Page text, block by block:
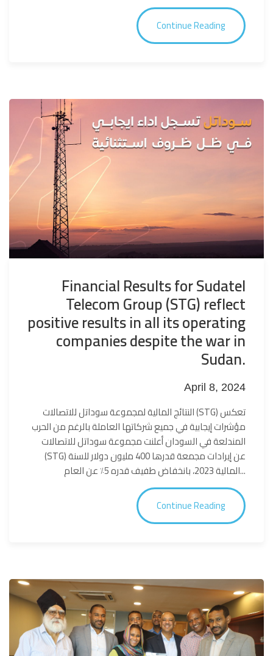
Continue Reading
Financial Results for Sudatel
Telecom Group (STG) reflect
positive results in all its operating
companies despite the war in
Sudan.
April 8, 2024
النتائج المالية لمجموعة سوداتل للاتصالات (STG) تعكس
مؤشرات إيجابية في جميع شركاتها العاملة بالرغم من الحرب
المندلعة في السودان أعلنت مجموعة سوداتل للاتصالات
(STG) عن إيرادات مجمعة قدرها 400 مليون دولار للسنة
المالية 2023، بانخفاض طفيف قدره 5٪ عن العام...
Continue Reading